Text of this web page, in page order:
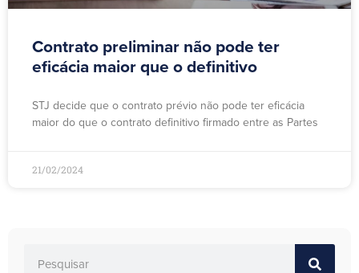
Contrato preliminar não pode ter
eficácia maior que o definitivo
STJ decide que o contrato prévio não pode ter eficácia
maior do que o contrato definitivo firmado entre as Partes
21/02/2024